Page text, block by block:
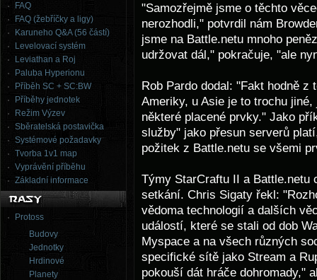
FAQ
FAQ (žebříčky a ligy)
Karuneho Q&A (56 částí)
Levelovací systém
Leviathan a Roj
Paluba Hyperionu
Příběh SC + SC:BW
Příběhy jednotek
Režim Výzev
Sběratelská postavička
Systémové požadavky
Tvorba 1v1 map
Vyprávění příběhu
Základní informace
Protoss
Budovy
Jednotky
Hrdinové
Planety
"Samozřejmě jsme o těchto
nerozhodli," potvrdil nám
jsme na Battle.netu mnoho
udržovat dál," pokračuje, "ale
Rob Pardo dodal: "Fakt hodně
Ameriky, u Asie je to trochu
některé placené prvky." Jako
služby" jako přesun serverů
požitek z Battle.netu se všemi
Týmy StarCraftu II a
setkání. Chris Sigaty řekl:
vědoma technologií a dalších
událostí, které se stali od dob
Myspace a na všech různých
specifické sítě jako Stream a
pokouší dát hráče dohromady,"